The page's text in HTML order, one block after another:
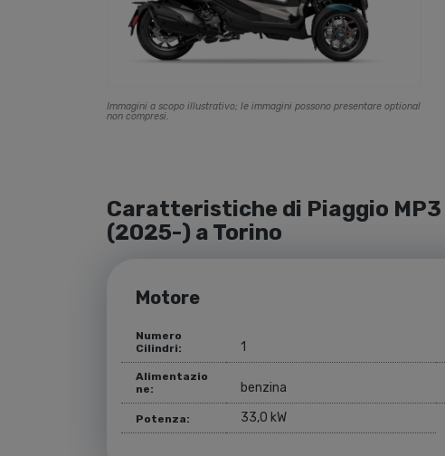
Immagini a scopo illustrativo; le immagini possono presentare optional
non compresi.
Caratteristiche di Piaggio MP3
(2025-) a Torino
Motore
Numero
Cilindri:
1
Alimentazio
ne:
benzina
Potenza: 33,0 kW